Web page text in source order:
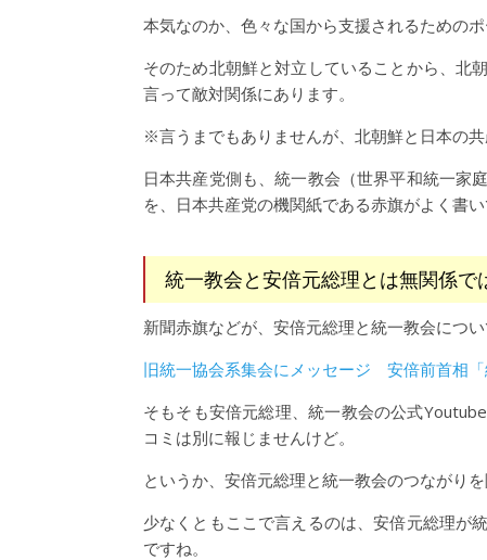
本気なのか、色々な国から支援されるための
そのため北朝鮮と対立していることから、北
言って敵対関係にあります。
※言うまでもありませんが、北朝鮮と日本の共
日本共産党側も、統一教会（世界平和統一家
を、日本共産党の機関紙である赤旗がよく書い
統一教会と安倍元総理とは無関係で
新聞赤旗などが、安倍元総理と統一教会につ
旧統一協会系集会にメッセージ 安倍前首相
そもそも安倍元総理、統一教会の公式
コミは別に報じませんけど。
というか、安倍元総理と統一教会のつながり
少なくともここで言えるのは、安倍元総理が
ですね。